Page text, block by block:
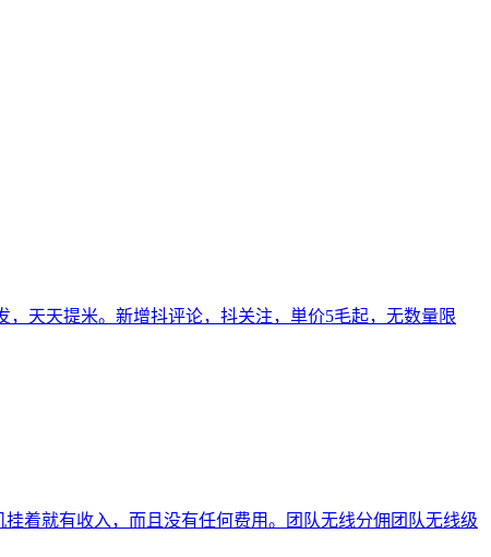
天天提米。新增抖评论，抖关注，単价5毛起，无数量限
着就有收入，而且没有任何费用。团队无线分佣团队无线级